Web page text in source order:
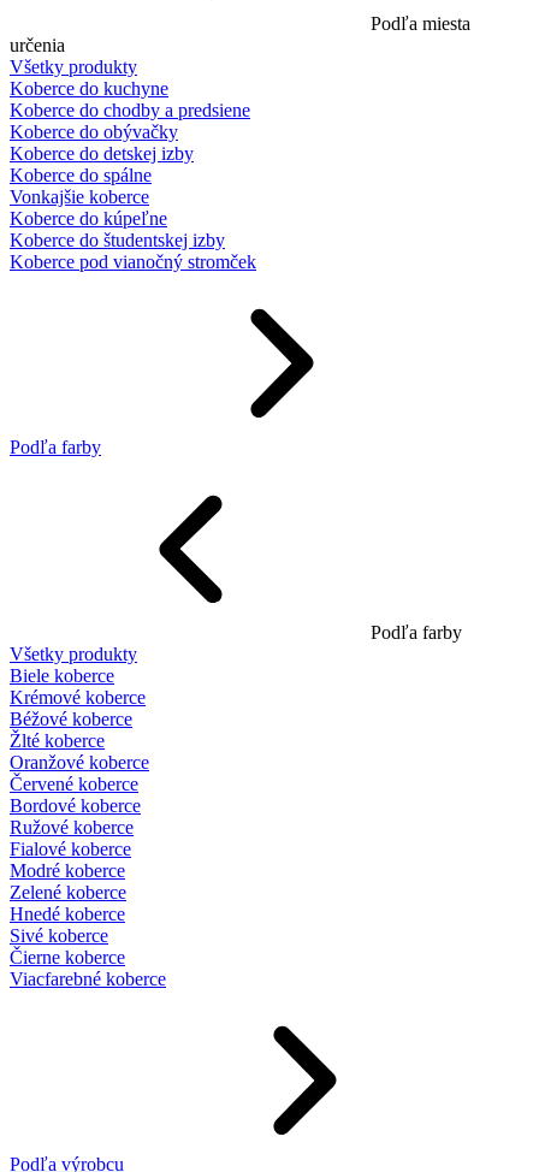
Podľa miesta
určenia
Všetky produkty
Koberce do kuchyne
Koberce do chodby a predsiene
Koberce do obývačky
Koberce do detskej izby
Koberce do spálne
Vonkajšie koberce
Koberce do kúpeľne
Koberce do študentskej izby
Koberce pod vianočný stromček
Podľa farby
Podľa farby
Všetky produkty
Biele koberce
Krémové koberce
Béžové koberce
Žlté koberce
Oranžové koberce
Červené koberce
Bordové koberce
Ružové koberce
Fialové koberce
Modré koberce
Zelené koberce
Hnedé koberce
Sivé koberce
Čierne koberce
Viacfarebné koberce
Podľa výrobcu